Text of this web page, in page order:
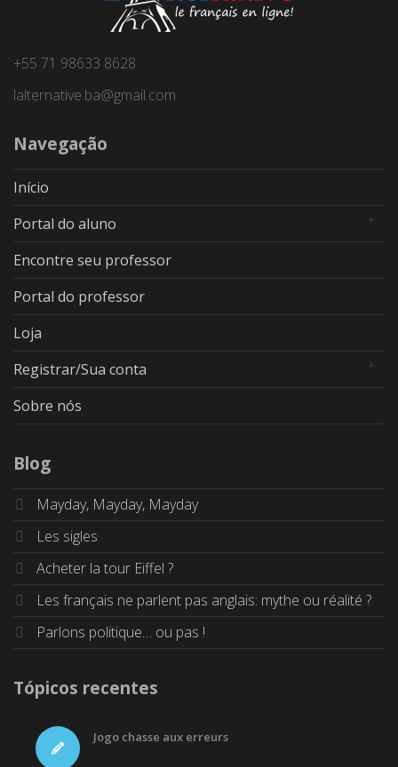
+55 71 98633 8628
lalternative.ba@gmail.com
Navegação
Início
Portal do aluno
Encontre seu professor
Portal do professor
Loja
Registrar/Sua conta
Sobre nós
Blog
Mayday, Mayday, Mayday
Les sigles
Acheter la tour Eiffel ?
Les français ne parlent pas anglais: mythe ou réalité ?
Parlons politique… ou pas !
Tópicos recentes
Jogo chasse aux erreurs